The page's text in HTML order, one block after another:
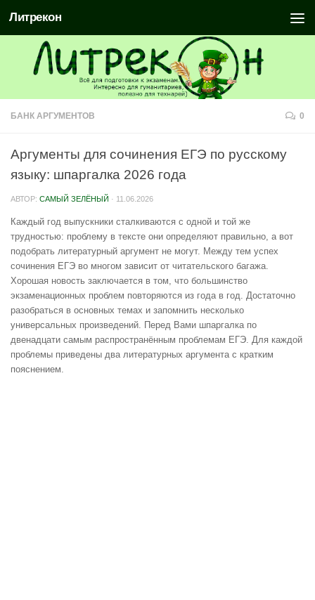
Литрекон
БАНК АРГУМЕНТОВ 0
Аргументы для сочинения ЕГЭ по русскому
языку: шпаргалка 2026 года
АВТОР: САМЫЙ ЗЕЛЁНЫЙ · 11.06.2026
Каждый год выпускники сталкиваются с одной и той же
трудностью: проблему в тексте они определяют правильно, а вот
подобрать литературный аргумент не могут. Между тем успех
сочинения ЕГЭ во многом зависит от читательского багажа.
Хорошая новость заключается в том, что большинство
экзаменационных проблем повторяются из года в год. Достаточно
разобраться в основных темах и запомнить несколько
универсальных произведений. Перед Вами шпаргалка по
двенадцати самым распространённым проблемам ЕГЭ. Для каждой
проблемы приведены два литературных аргумента с кратким
пояснением.